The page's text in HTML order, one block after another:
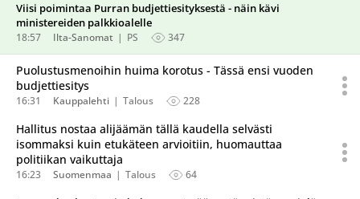
Viisi poimintaa Purran budjettiesityksestä - näin kävi
ministereiden palkkioalelle
18:57 Ilta-Sanomat PS 347
Puolustusmenoihin huima korotus - Tässä ensi vuoden
budjettiesitys
16:31 Kauppalehti Talous 228
Hallitus nostaa alijäämän tällä kaudella selvästi
isommaksi kuin etukäteen arvioitiin, huomauttaa
politiikan vaikuttaja
16:23 Suomenmaa Talous 64